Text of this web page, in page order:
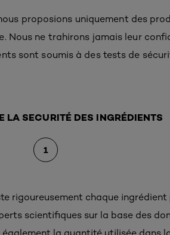
proposions uniquement des
Nous ne trahirons jamais leur
sont soumis à des tests de
LA SECURITÉ DES INGRÉDIENTS
1
rigoureusement chaque
scientifiques sur la base des